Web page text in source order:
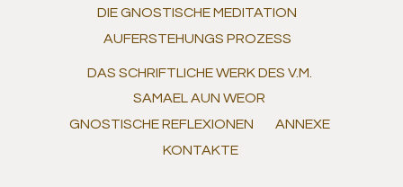
DIE GNOSTISCHE MEDITATION
AUFERSTEHUNGS PROZESS
DAS SCHRIFTLICHE WERK DES V.M.
SAMAEL AUN WEOR
GNOSTISCHE REFLEXIONEN
ANNEXE
KONTAKTE